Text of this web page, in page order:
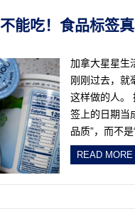
不能吃！食品标
加拿大星星生
刚刚过去，就
这样做的人。
签上的日期当
品质”，而不
READ MORE